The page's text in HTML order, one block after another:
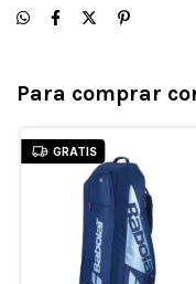
Para comprar
GRATIS